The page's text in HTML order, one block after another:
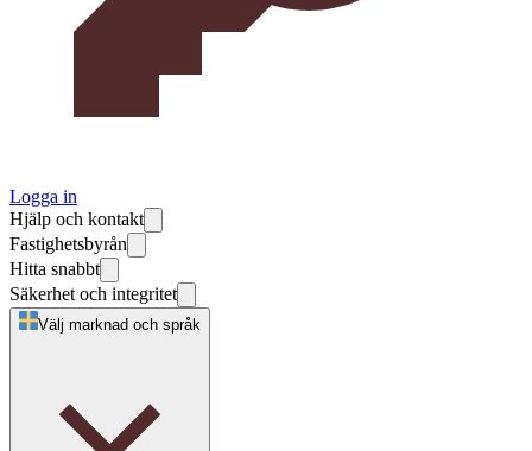
Logga in
Hjälp och kontakt
Fastighetsbyrån
Hitta snabbt
Säkerhet och integritet
Välj marknad och språk